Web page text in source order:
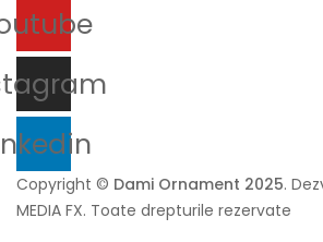
Copyright © Dami Ornament 2025.
MEDIA FX. Toate drepturile rezervate